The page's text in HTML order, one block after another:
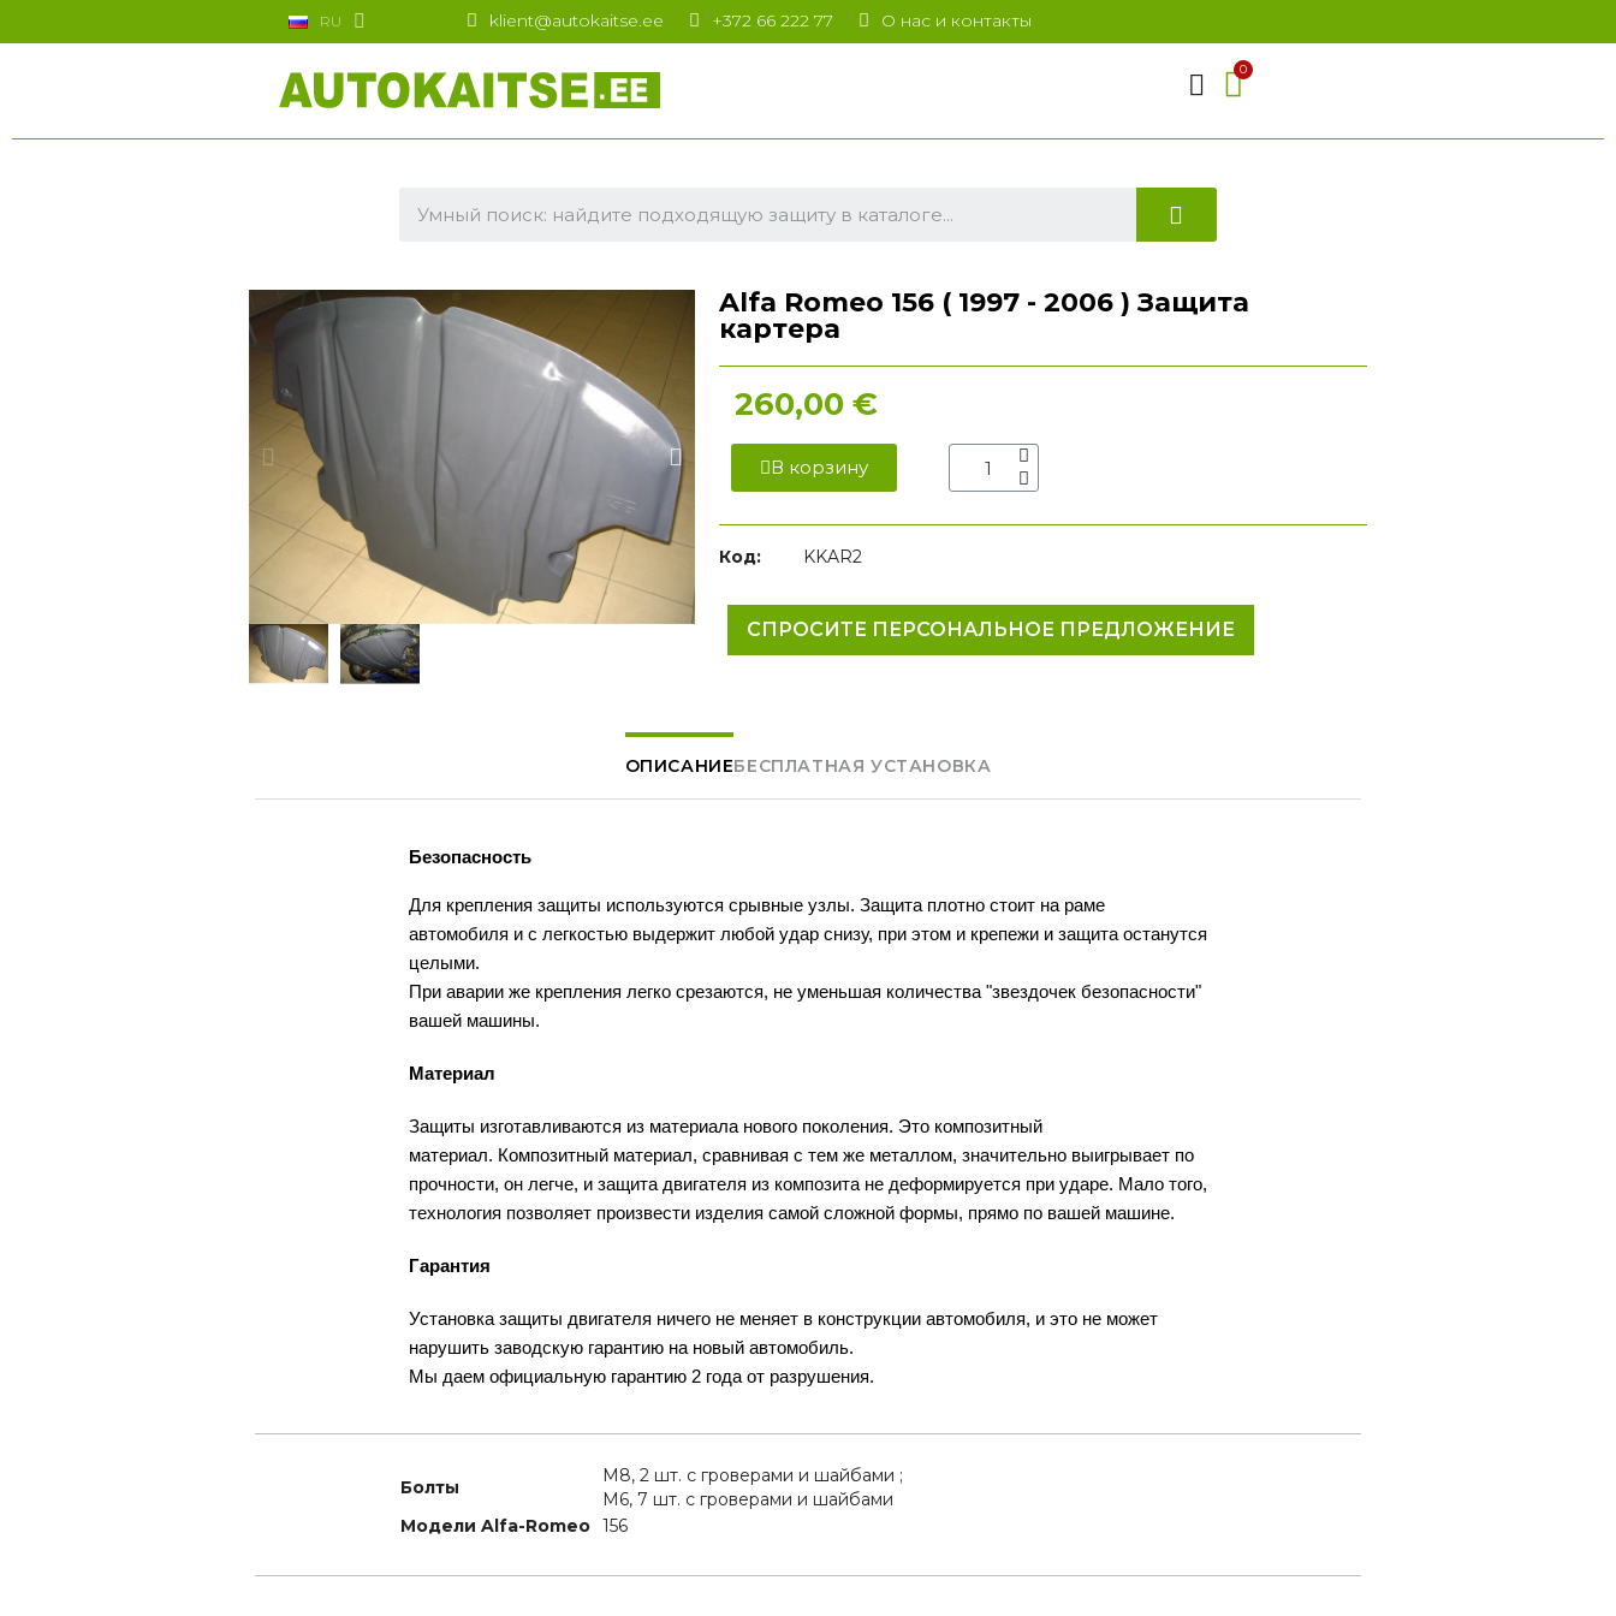
RU klient@autokaitse.ee +372 66 222 77 О нас и контакты
Alfa Romeo 156 ( 1997 - 2006 ) Защита
картера
260,00 €
В корзину
Код: KKAR2
СПРОСИТЕ ПЕРСОНАЛЬНОЕ ПРЕДЛОЖЕНИЕ
ОПИСАНИЕБЕСПЛАТНАЯ УСТАНОВКА
Безопасность
Для крепления защиты используются срывные узлы. Защита плотно стоит на раме
автомобиля и с легкостью выдержит любой удар снизу, при этом и крепежи и защита останутся
целыми.
При аварии же крепления легко срезаются, не уменьшая количества "звездочек безопасности"
вашей машины.
Материал
Защиты изготавливаются из материала нового поколения. Это композитный
материал. Композитный материал, сравнивая с тем же металлом, значительно выигрывает по
прочности, он легче, и защита двигателя из композита не деформируется при ударе. Мало того,
технология позволяет произвести изделия самой сложной формы, прямо по вашей машине.
Гарантия
Установка защиты двигателя ничего не меняет в конструкции автомобиля, и это не может
нарушить заводскую гарантию на новый автомобиль.
Мы даем официальную гарантию 2 года от разрушения.
Болты
М8, 2 шт. с гроверами и шайбами ;
M6, 7 шт. с гроверами и шайбами
Модели Alfa-Romeo 156